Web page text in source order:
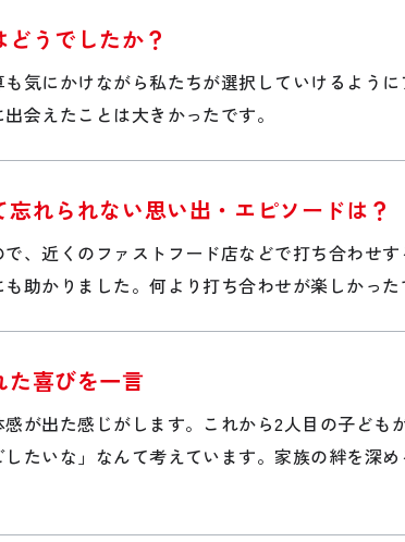
うでしたか？
気にかけながら私たちが選択していけるよう
会えたことは大きかったです。
れられない思い出・エピソードは？
、近くのファストフード店などで打ち合わせ
助かりました。何より打ち合わせが楽しかった
た喜びを一言
が出た感じがします。これから2人目の子ども
たいな」なんて考えています。家族の絆を深